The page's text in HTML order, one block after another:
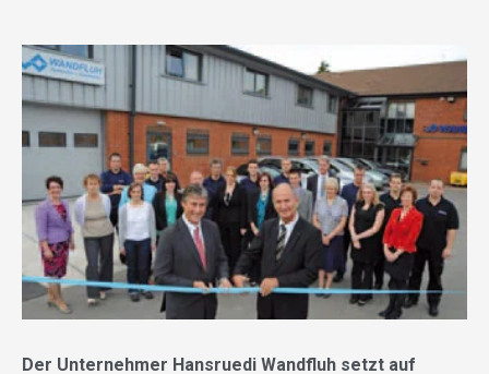
Der Unternehmer Hansruedi Wandfluh setzt auf